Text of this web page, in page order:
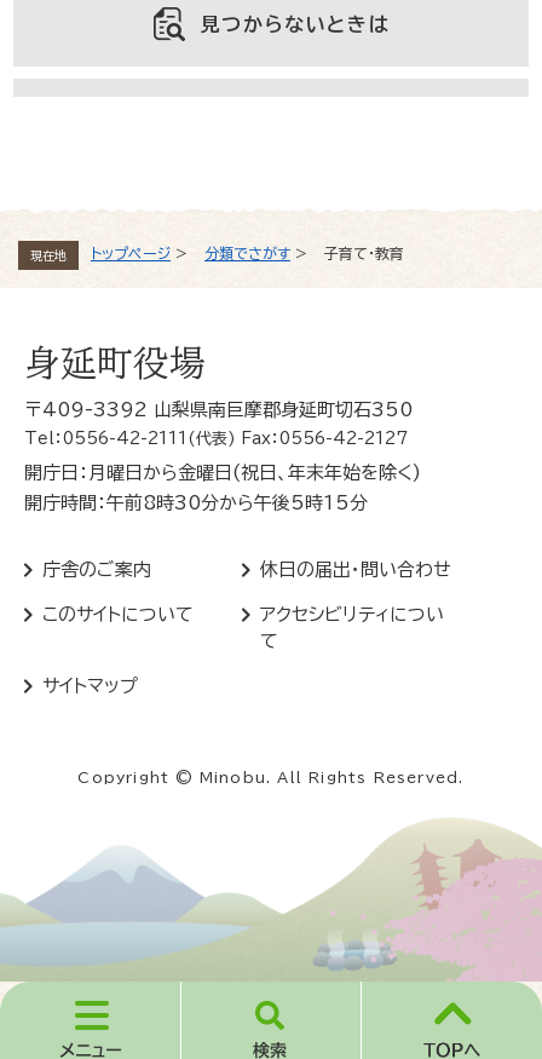
現在地 トップページ > 分類でさがす > 子育て・教育
見つからないときは
身延町役場
〒409-3392 山梨県南巨摩郡身延町切石350
Tel：0556-42-2111(代表) Fax：0556-42-2127
開庁日：月曜日から金曜日(祝日、年末年始を除く)
開庁時間：午前8時30分から午後5時15分
庁舎のご案内 休日の届出・問い合わせ
このサイトについて
アクセシビリティについ
て
サイトマップ
Copyright © Minobu. All Rights Reserved.